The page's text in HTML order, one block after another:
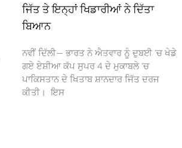
ਜਿੱਤ ਤੇ ਇਨ੍ਹਾਂ ਖਿਡਾਰੀਆਂ ਨੇ ਦਿੱਤਾ
ਬਿਆਨ
ਨਵੀਂ ਦਿੱਲੀ— ਭਾਰਤ ਨੇ ਐਤਵਾਰ ਨੂੰ ਦੁਬਈ ‘ਚ ਖੇਡੇ
ਗਏ ਏਸ਼ੀਆ ਕੱਪ ਸੁਪਰ 4 ਦੇ ਮੁਕਾਬਲੇ ‘ਚ
ਪਾਕਿਸਤਾਨ ਦੇ ਖਿਤਾਬ ਸ਼ਾਨਦਾਰ ਜਿੱਤ ਦਰਜ
ਕੀਤੀ। ਇਸ